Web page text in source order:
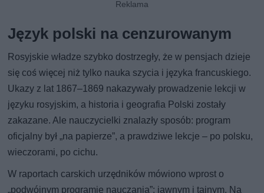
Język polski na cenzurowanym
Rosyjskie władze szybko dostrzegły, że w pensjach dzieje
się coś więcej niż tylko nauka szycia i języka francuskiego.
Ukazy z lat 1867–1869 nakazywały prowadzenie lekcji w
języku rosyjskim, a historia i geografia Polski zostały
zakazane. Ale nauczycielki znalazły sposób: program
oficjalny był „na papierze”, a prawdziwe lekcje – po polsku,
wieczorami, po cichu.
W raportach carskich urzędników mówiono wprost o
„podwójnym programie nauczania”: jawnym i tajnym. Na